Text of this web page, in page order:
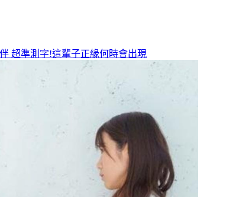
超準測字!這輩子正緣何時會出現